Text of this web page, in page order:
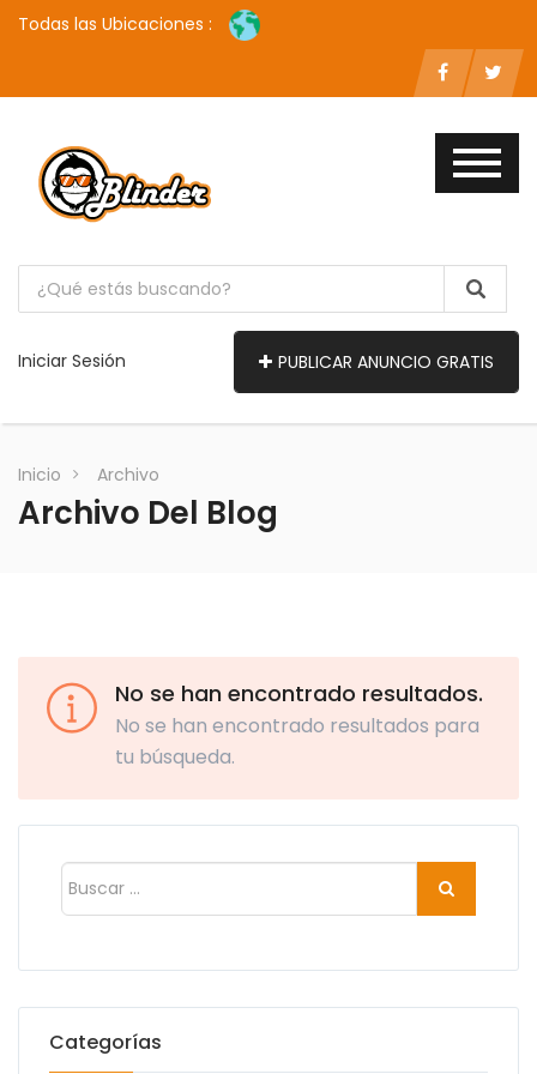
Todas las Ubicaciones :
Iniciar Sesión PUBLICAR ANUNCIO GRATIS
Inicio Archivo
Archivo Del Blog
No se han encontrado resultados.
No se han encontrado resultados para
tu búsqueda.
Categorías